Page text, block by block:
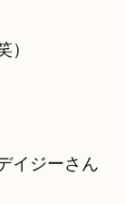
）
イジーさん